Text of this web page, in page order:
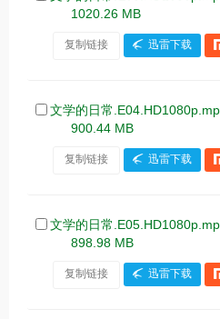
1020.26 MB
复制链接 迅雷下载
文学的日常
900.44 MB
复制链接 迅雷下载
文学的日常
898.98 MB
复制链接 迅雷下载